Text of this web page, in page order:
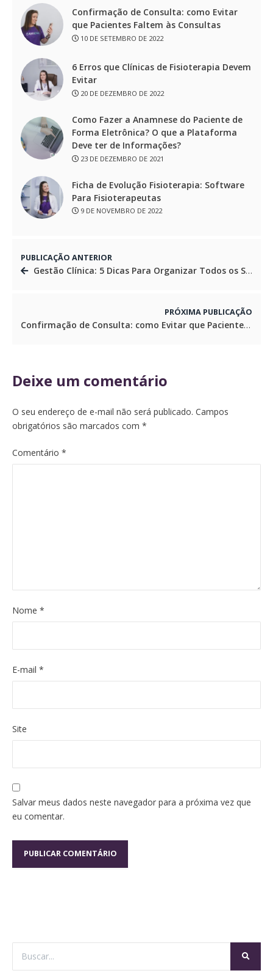
Confirmação de Consulta: como Evitar
que Pacientes Faltem às Consultas
10 DE SETEMBRO DE 2022
6 Erros que Clínicas de Fisioterapia Devem
Evitar
20 DE DEZEMBRO DE 2022
Como Fazer a Anamnese do Paciente de
Forma Eletrônica? O que a Plataforma
Deve ter de Informações?
23 DE DEZEMBRO DE 2021
Ficha de Evolução Fisioterapia: Software
Para Fisioterapeutas
9 DE NOVEMBRO DE 2022
PUBLICAÇÃO ANTERIOR
Gestão Clínica: 5 Dicas Para Organizar Todos os Setores
PRÓXIMA PUBLICAÇÃO
Confirmação de Consulta: como Evitar que Pacientes Faltem às Consultas
Deixe um comentário
O seu endereço de e-mail não será publicado. Campos
obrigatórios são marcados com *
Comentário *
Nome *
E-mail *
Site
Salvar meus dados neste navegador para a próxima vez que
eu comentar.